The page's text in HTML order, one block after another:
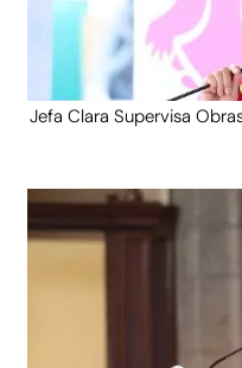
Jefa Clara Supervisa